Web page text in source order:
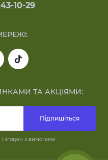
10-29
ТА АКЦІЯМИ:
Підпишіться
і згоден з вимогами